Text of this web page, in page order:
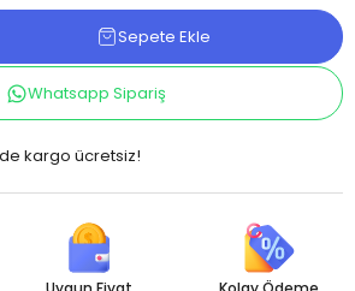
Sepete Ekle
Whatsapp Sipariş
kargo ücretsiz!